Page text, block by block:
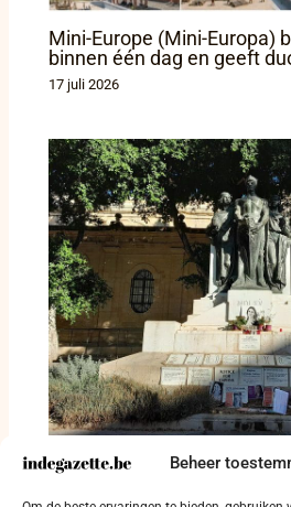
Beheer
Mini-Europe (Mini-Europa)
binnen één dag en geeft
17 juli 2026
Malta kijkt zijn donkerste
ogen: proces tegen
opdrachtgever van moord